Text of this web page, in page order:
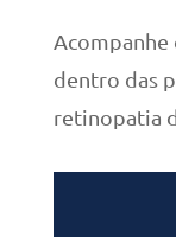
dentro das
retinopatia